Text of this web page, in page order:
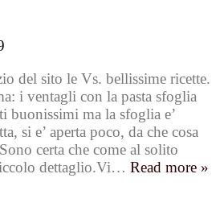
del sito le Vs. bellissime ricette.
i ventagli con la pasta sfoglia
buonissimi ma la sfoglia e’
si e’ aperta poco, da che cosa
certa che come al solito
dettaglio.Vi… Read more »